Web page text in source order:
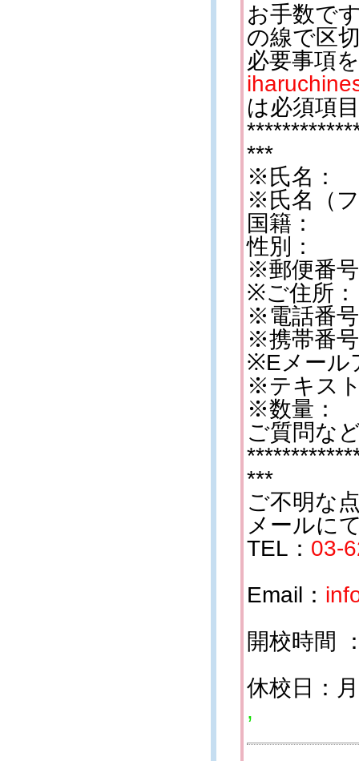
お手数で
の線で区
必要事項
は必須項
***
※氏名：
※氏名（
国籍：
性別：
※郵便番
※ご住所：
※電話番
※携帯番
※Eメール
※テキス
※数量：
ご質問な
***
ご不明な
メールに
TEL： 03-
Email：
開校時間
休校日：
,